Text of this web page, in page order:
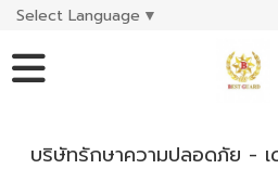
Select Language ▼
บริษัทรักษาความปลอดภัย - เ